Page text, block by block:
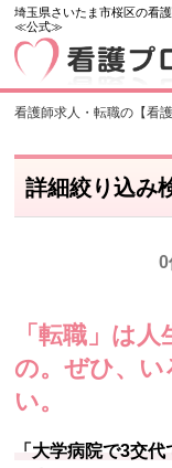
埼玉県さいたま市桜区の看
≪公式≫
看護師求人・転職の【看
詳細絞り込み
0
「転職」は
の。ぜひ、い
い。
「大学病院で3交